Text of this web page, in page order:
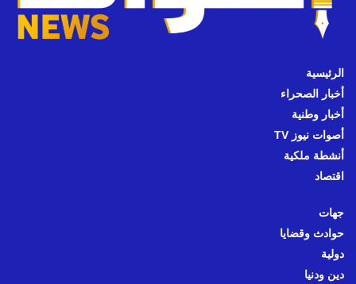
الرئيسية
أخبار الصحراء
أخبار وطنية
أصوات نيوز TV
أنشطة ملكية
اقتصاد
جهات
حوادث وقضايا
دولية
دين ودنيا